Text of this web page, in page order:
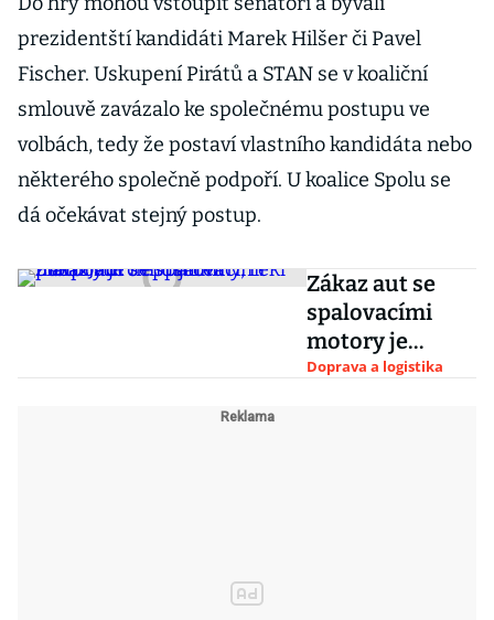
prezidentští kandidáti Marek Hilšer či Pavel
Fischer. Uskupení Pirátů a STAN se v koaliční
smlouvě zavázalo ke společnému postupu ve
volbách, tedy že postaví vlastního kandidáta nebo
některého společně podpoří. U koalice Spolu se
dá očekávat stejný postup.
Zákaz aut se
spalovacími
motory je
nepřijatelný,
Doprava a logistika